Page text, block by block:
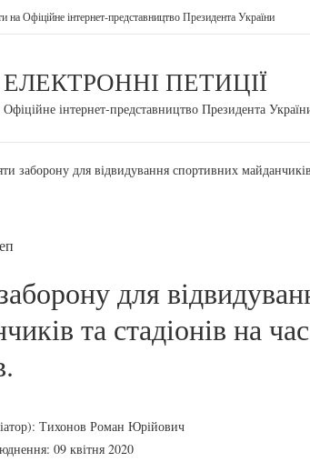
на Офіційне інтернет-представництво Президента України
ЕЛЕКТРОННІ ПЕТИЦІЇ
Офіційне інтернет-представництво Президента
заборону для відвидування спортивних
для
та стадіонів на
Тихонов Роман Юрійович
09 квітня 2020